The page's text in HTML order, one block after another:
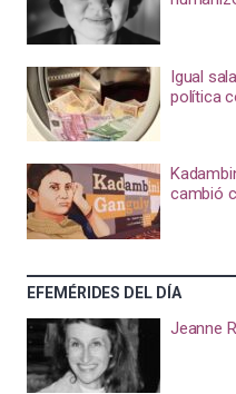
Igual
política
cambió
EFEMÉRIDES DEL DÍA
Jeanne